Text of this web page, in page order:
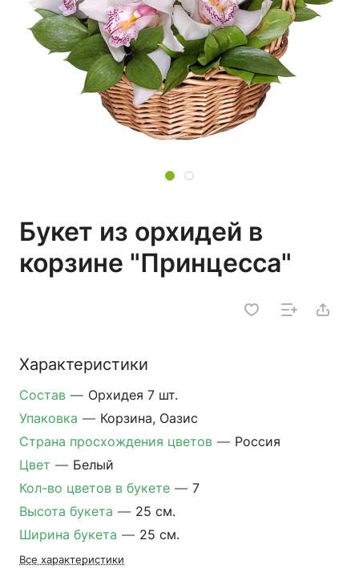
Букет из орхидей в
корзине "Принцесса"
Характеристики
Состав — Орхидея 7 шт.
Упаковка — Корзина, Оазис
Страна просхождения цветов — Россия
Цвет — Белый
Кол-во цветов в букете — 7
Высота букета — 25 см.
Ширина букета — 25 см.
Все характеристики